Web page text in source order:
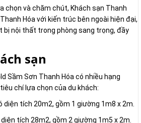
chọn và chăm chút, Khách sạn Thanh
Hóa với kiến trúc bên ngoài hiện đại,
bị nội thất trong phòng sang trọng, đầy
sạn
Sầm Sơn Thanh Hóa có nhiều hạng
chí lựa chọn của du khách:
diện tích 20m2, gồm 1 giường 1m8 x 2m.
tích 28m2, gồm 2 giường 1m5 x 2m.